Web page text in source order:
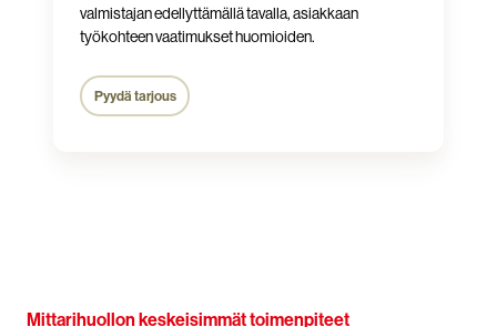
valmistajan edellyttämällä tavalla, asiakkaan
työkohteen vaatimukset huomioiden.
Pyydä tarjous
Mittarihuollon keskeisimmät toimenpiteet